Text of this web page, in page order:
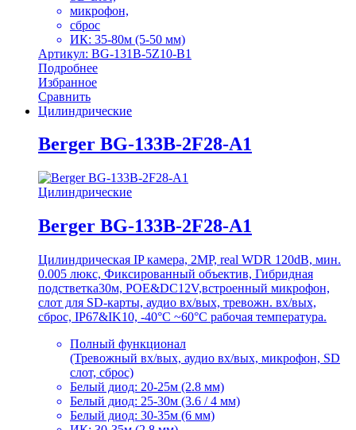
микрофон,
сброс
ИК: 35-80м (5-50 мм)
Артикул: BG-131B-5Z10-B1
Подробнее
Избранное
Сравнить
Цилиндрические
Berger BG-133B-2F28-A1
Цилиндрические
Berger BG-133B-2F28-A1
Цилиндрическая IP камера, 2MP, real WDR 120dB, мин.
0.005 люкс, Фиксированный объектив, Гибридная
подстветка30м, POE&DC12V,встроенный микрофон,
слот для SD-карты, аудио вх/вых, тревожн. вх/вых,
сброс, IP67&IK10, -40°C ~60°C рабочая температура.
Полный функционал
(Тревожный вх/вых, аудио вх/вых, микрофон, SD
слот, сброс)
Белый диод: 20-25м (2.8 мм)
Белый диод: 25-30м (3.6 / 4 мм)
Белый диод: 30-35м (6 мм)